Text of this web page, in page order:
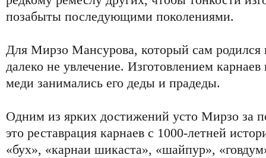
позабыты последующими поколениями.
Для Мирзо Мансурова, который сам родился
далеко не увлечение. Изготовлением
меди занимались его деды и прадеды.
Одним из ярких достижений усто Мирзо за
это реставрация карнаев с 1000-летней
«бух», «карнаи шикаста», «шайпур»,